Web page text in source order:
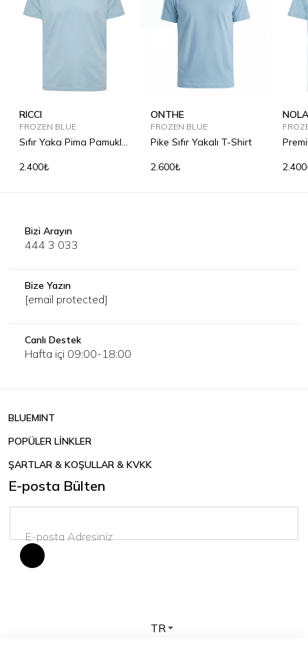
RICCI
FROZEN BLUE
Sıfır Yaka Pima Pamuklu
2.400₺
ONTHE
FROZEN BLUE
Pike Sıfır Yakalı T-Shirt
2.600₺
Bizi Arayın
444 3 033
Bize Yazın
[email protected]
Canlı Destek
Hafta içi 09:00-18:00
BLUEMINT
POPÜLER LİNKLER
ŞARTLAR & KOŞULLAR & KVKK
E-posta Bülten
TR